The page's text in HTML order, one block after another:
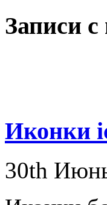
Записи
Иконки
30th